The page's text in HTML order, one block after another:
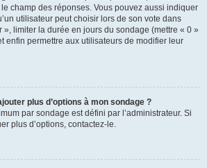
champ des réponses. Vous pouvez aussi indiquer
utilisateur peut choisir lors de son vote dans
», limiter la durée en jours du sondage (mettre « 0 »
enfin permettre aux utilisateurs de modifier leur
plus d’options à mon sondage ?
par sondage est défini par l’administrateur. Si
plus d’options, contactez-le.